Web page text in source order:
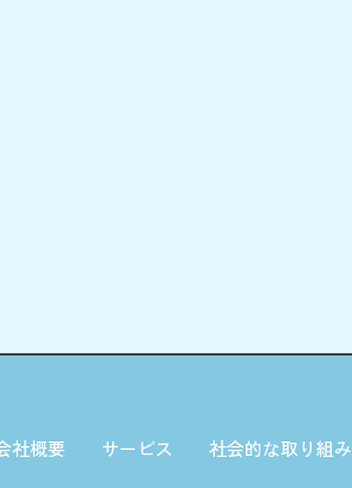
社概要 サービス 社会的な取り組み